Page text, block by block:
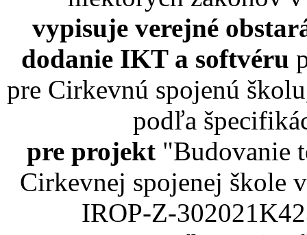
vypisuje verejné
dodanie IKT a softvéru
pre Cirkevnú spojenú
podľa
pre projekt "Budovanie
Cirkevnej spojenej
IROP-Z-